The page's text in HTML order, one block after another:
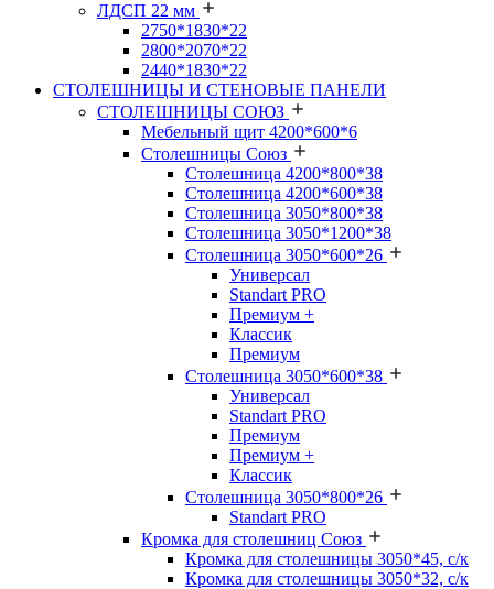
ЛДСП 22 мм
2750*1830*22
2800*2070*22
2440*1830*22
СТОЛЕШНИЦЫ И СТЕНОВЫЕ ПАНЕЛИ
СТОЛЕШНИЦЫ СОЮЗ
Мебельный щит 4200*600*6
Столешницы Союз
Столешница 4200*800*38
Столешница 4200*600*38
Столешница 3050*800*38
Столешница 3050*1200*38
Столешница 3050*600*26
Универсал
Standart PRO
Премиум +
Классик
Премиум
Столешница 3050*600*38
Универсал
Standart PRO
Премиум
Премиум +
Классик
Столешница 3050*800*26
Standart PRO
Кромка для столешниц Союз
Кромка для столешницы 3050*45, с/к
Кромка для столешницы 3050*32, с/к